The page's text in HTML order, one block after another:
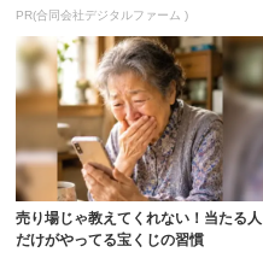
PR(合同会社デジタルファーム )
売り場じゃ教えてくれない！当たる人
だけがやってる宝くじの習慣